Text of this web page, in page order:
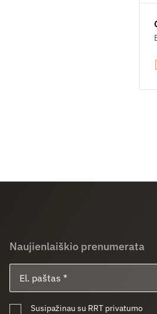
Naujienlaiškio prenumerata
Susipažinau su RRT privatumo